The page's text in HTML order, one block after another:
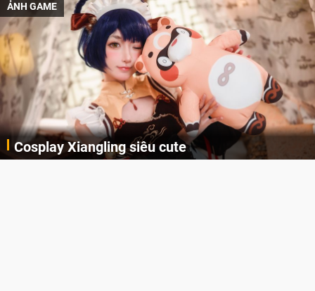
ẢNH GAME
Cosplay Xiangling siêu cute